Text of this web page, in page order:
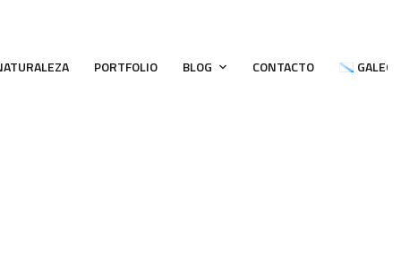
PORTFOLIO BLOG CONTACTO GALEGO